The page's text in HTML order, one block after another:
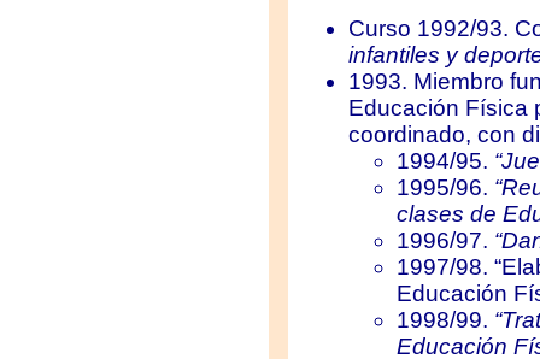
Curso 1992/93.
infantiles y
1993. Miembro
Educación Física
coordinado, con
1994/95.
1995/96.
clases de
1996/97.
1997/98.
Educación
1998/99.
Educación